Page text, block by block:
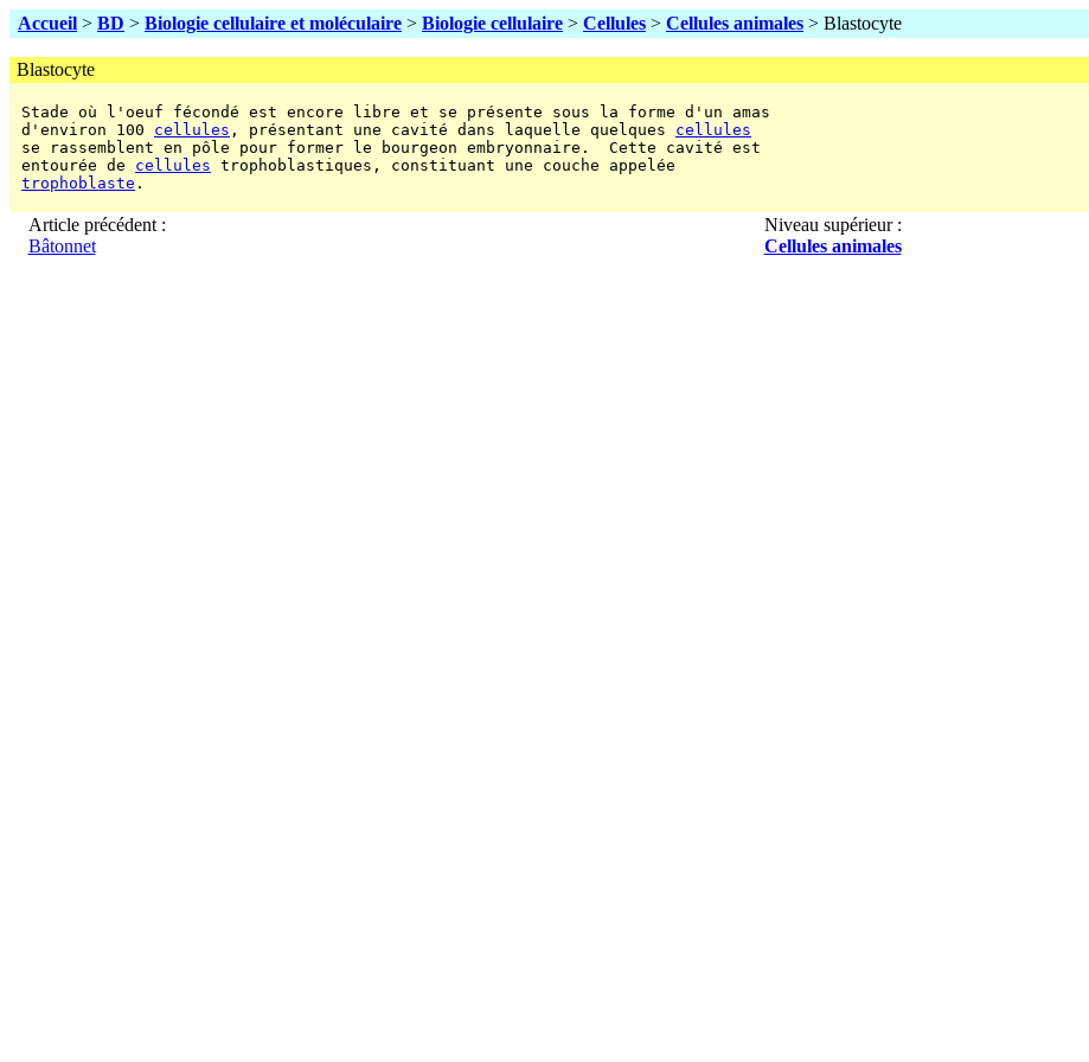
Accueil > BD > Biologie cellulaire et moléculaire > Biologie cellulaire > Cellules > Cellules animales > Blastocyte
Blastocyte
Stade où l'oeuf fécondé est encore libre et se présente sous la forme d'un amas
d'environ 100 cellules , présentant une cavité dans laquelle quelques cellules
se rassemblent en pôle pour former le bourgeon embryonnaire.  Cette cavité est
entourée de cellules trophoblastiques, constituant une couche appelée
trophoblaste .
Article précédent :
Bâtonnet
Niveau supérieur :
Cellules animales